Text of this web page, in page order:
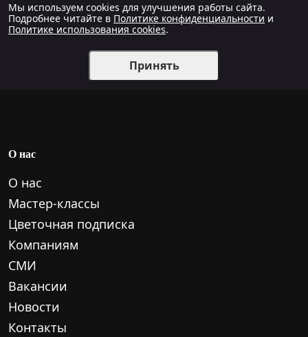
Мы используем cookies для улучшения работы сайта.
Подробнее читайте в Политике конфиденциальности и
Политике использования cookies.
Принять
О нас
О нас
Мастер-классы
Цветочная подписка
Компаниям
СМИ
Вакансии
Новости
Контакты